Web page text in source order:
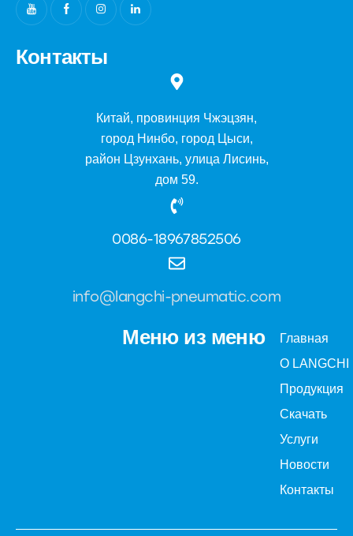
Контакты
Китай, провинция Чжэцзян,
город Нинбо, город Цыси,
район Цзунхань, улица Лисинь,
дом 59.
0086-18967852506
info@langchi-pneumatic.com
Меню из меню
Главная
О LANGCHI
Продукция
Скачать
Услуги
Новости
Контакты